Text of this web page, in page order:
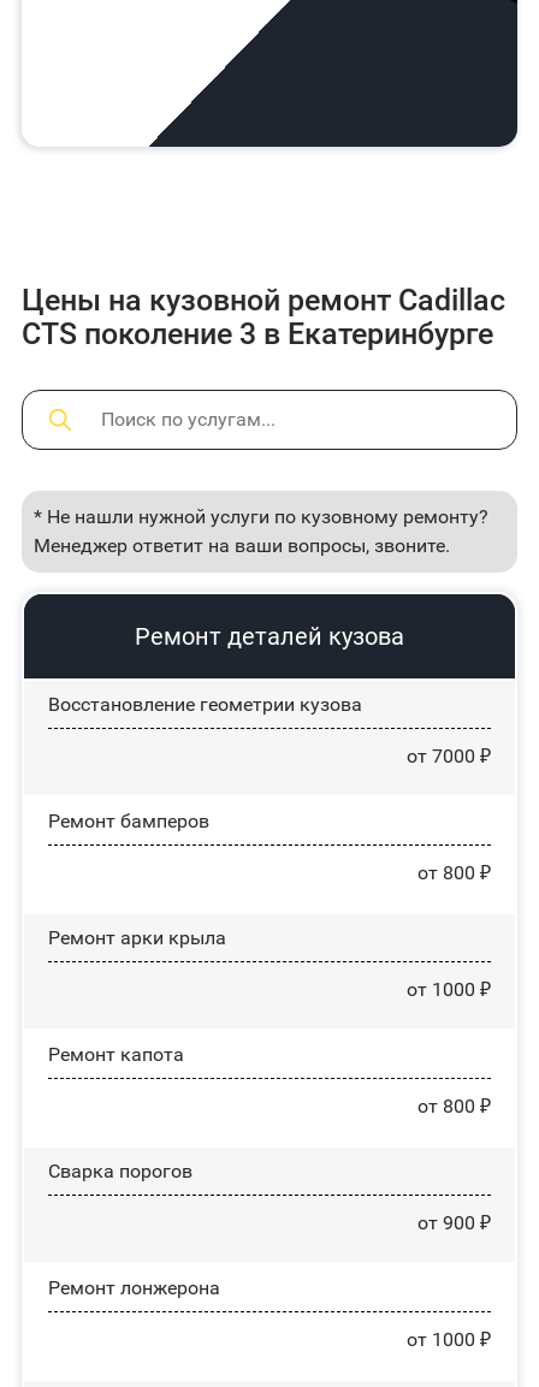
Цены на кузовной ремонт Cadillac
CTS поколение 3 в Екатеринбурге
* Не нашли нужной услуги по кузовному ремонту?
Менеджер ответит на ваши вопросы, звоните.
Ремонт деталей кузова
Восстановление геометрии кузова
от 7000 ₽
Ремонт бамперов
от 800 ₽
Ремонт арки крыла
от 1000 ₽
Ремонт капота
от 800 ₽
Сварка порогов
от 900 ₽
Ремонт лонжерона
от 1000 ₽